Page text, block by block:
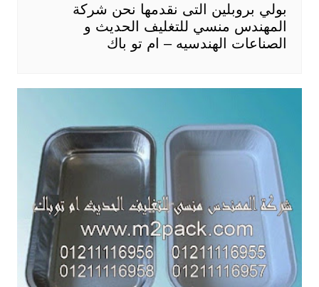
بولي بروبلين التى نقدمها نحن شركة
المهندس منسي للتغليف الحديث و
الصناعات الهندسيه – ام تو باك